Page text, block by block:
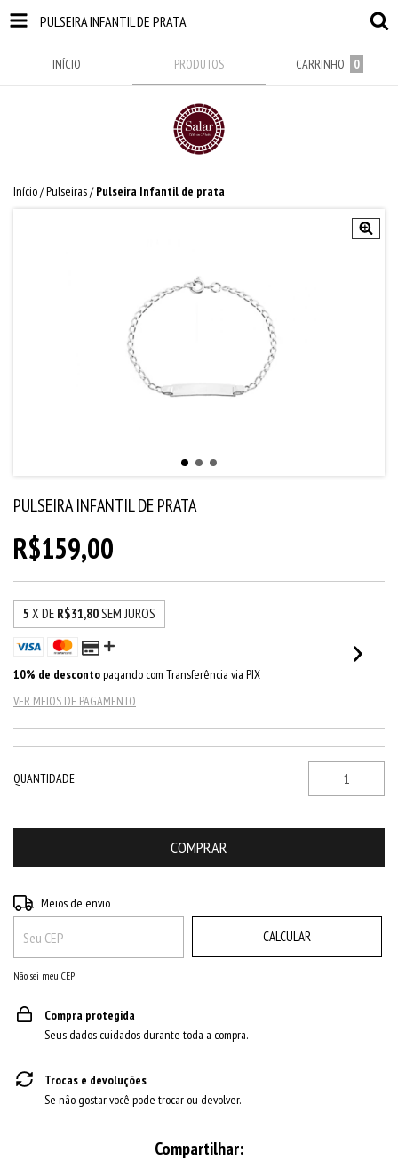
PULSEIRA INFANTIL DE PRATA
INÍCIO PRODUTOS CARRINHO 0
Início/Pulseiras/ Pulseira Infantil de prata
PULSEIRA INFANTIL DE PRATA
R$159,00
5 X DE R$31,80SEM JUROS
10% de descontopagando com Transferência via PIX
VER MEIOS DE PAGAMENTO
QUANTIDADE
Entregas para o CEP:
Meios de envio
CALCULAR
Não sei meu CEP
Compra protegida
Seus dados cuidados durante toda a compra.
Trocas e devoluções
Se não gostar, você pode trocar ou devolver.
Compartilhar: